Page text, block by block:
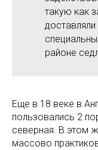
такую как
районе
Еще в 18 веке в
пользовались 2
северная. В этом
массово